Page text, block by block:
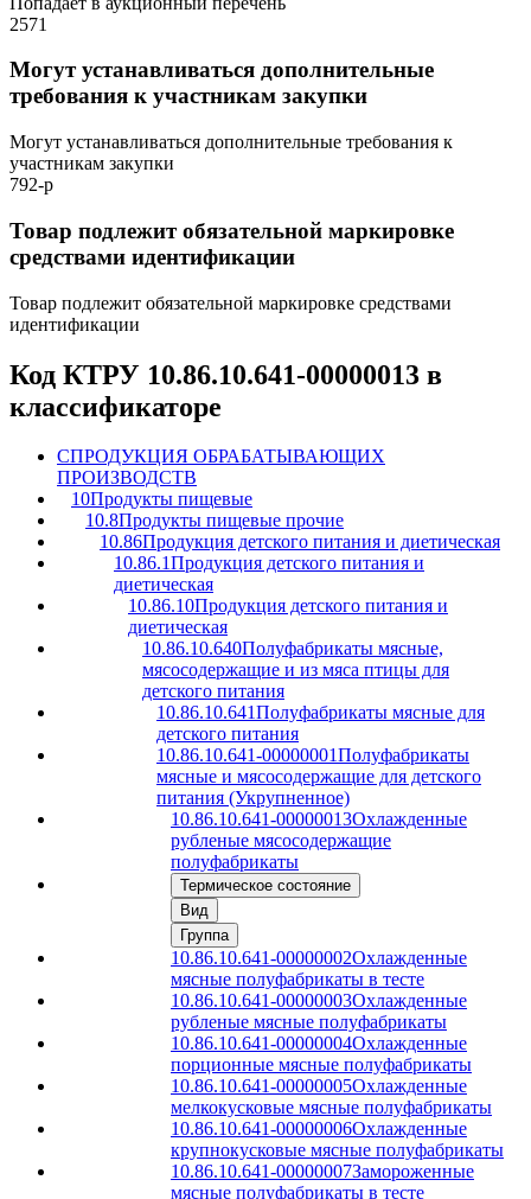
2571
Могут устанавливаться дополнительные
требования к участникам закупки
Могут устанавливаться дополнительные требования к
участникам закупки
792-р
Товар подлежит обязательной маркировке
средствами идентификации
Товар подлежит обязательной маркировке средствами
идентификации
Код КТРУ 10.86.10.641-00000013 в
классификаторе
CПРОДУКЦИЯ ОБРАБАТЫВАЮЩИХ
ПРОИЗВОДСТВ
10Продукты пищевые
10.8Продукты пищевые прочие
10.86Продукция детского питания и диетическая
10.86.1Продукция детского питания и
диетическая
10.86.10Продукция детского питания и
диетическая
10.86.10.640Полуфабрикаты мясные,
мясосодержащие и из мяса птицы для
детского питания
10.86.10.641Полуфабрикаты мясные для
детского питания
10.86.10.641-00000001Полуфабрикаты
мясные и мясосодержащие для детского
питания (Укрупненное)
10.86.10.641-00000013Охлажденные
рубленые мясосодержащие
полуфабрикаты
Термическое состояние
Вид
Группа
10.86.10.641-00000002Охлажденные
мясные полуфабрикаты в тесте
10.86.10.641-00000003Охлажденные
рубленые мясные полуфабрикаты
10.86.10.641-00000004Охлажденные
порционные мясные полуфабрикаты
10.86.10.641-00000005Охлажденные
мелкокусковые мясные полуфабрикаты
10.86.10.641-00000006Охлажденные
крупнокусковые мясные полуфабрикаты
10.86.10.641-00000007Замороженные
мясные полуфабрикаты в тесте